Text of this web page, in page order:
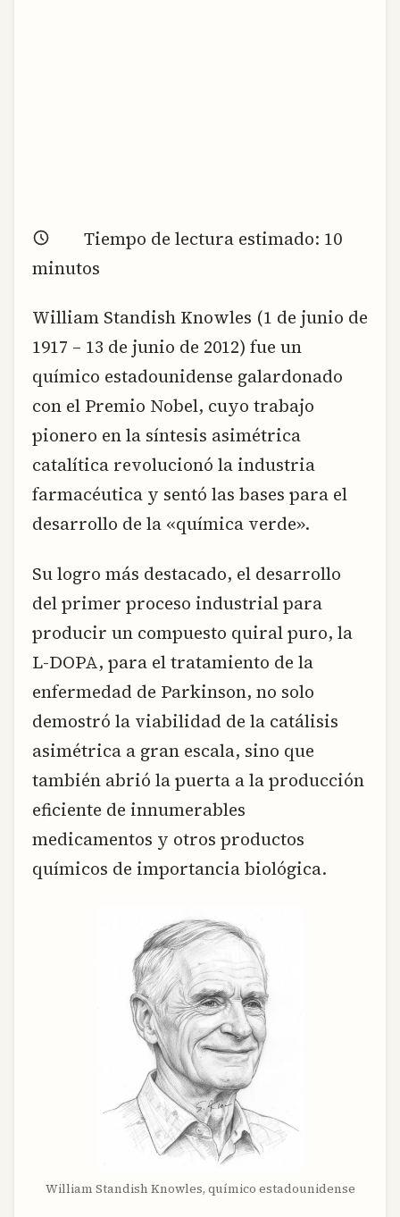
Tiempo de lectura estimado: 10
minutos
William Standish Knowles (1 de junio de
1917 – 13 de junio de 2012) fue un
químico estadounidense galardonado
con el Premio Nobel, cuyo trabajo
pionero en la síntesis asimétrica
catalítica revolucionó la industria
farmacéutica y sentó las bases para el
desarrollo de la «química verde».
Su logro más destacado, el desarrollo
del primer proceso industrial para
producir un compuesto quiral puro, la
L-DOPA, para el tratamiento de la
enfermedad de Parkinson, no solo
demostró la viabilidad de la catálisis
asimétrica a gran escala, sino que
también abrió la puerta a la producción
eficiente de innumerables
medicamentos y otros productos
químicos de importancia biológica.
William Standish Knowles, químico estadounidense